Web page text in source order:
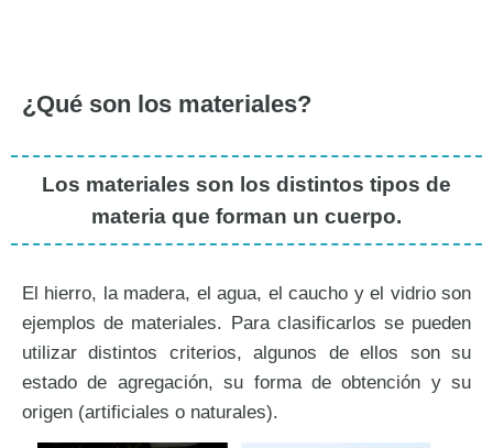
¿Qué son los materiales?
Los materiales son los distintos tipos de
materia que forman un cuerpo.
El hierro, la madera, el agua, el caucho y el vidrio son
ejemplos de materiales. Para clasificarlos se pueden
utilizar distintos criterios, algunos de ellos son su
estado de agregación, su forma de obtención y su
origen (artificiales o naturales).